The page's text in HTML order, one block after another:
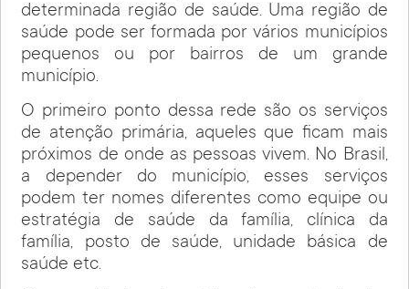
determinada região de saúde. Uma região de
saúde pode ser formada por vários municípios
pequenos ou por bairros de um grande
município.
O primeiro ponto dessa rede são os serviços
de atenção primária, aqueles que ficam mais
próximos de onde as pessoas vivem. No Brasil,
a depender do município, esses serviços
podem ter nomes diferentes como equipe ou
estratégia de saúde da família, clínica da
família, posto de saúde, unidade básica de
saúde etc.